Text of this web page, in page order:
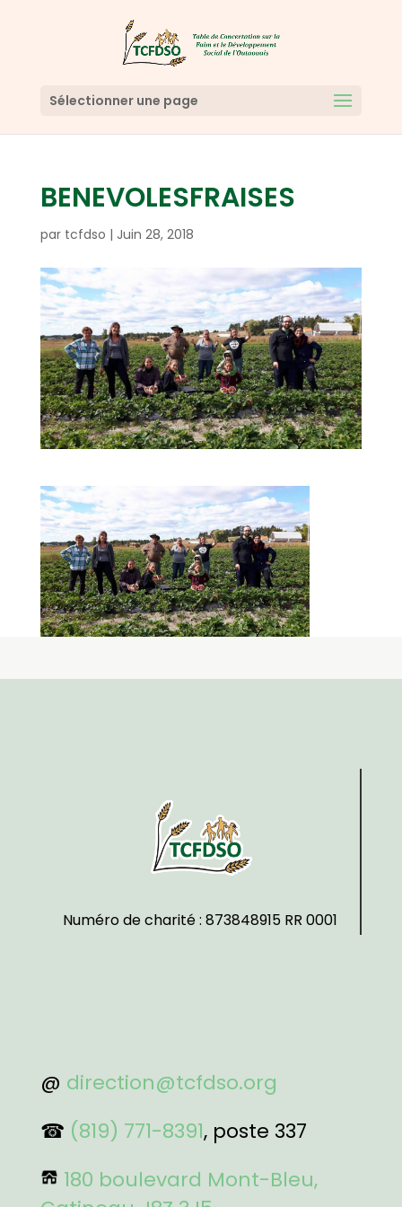
Sélectionner une page
BENEVOLESFRAISES
par tcfdso | Juin 28, 2018
Numéro de charité : 873848915 RR 0001
@ direction@tcfdso.org
☎ (819) 771-8391, poste 337
180 boulevard Mont-Bleu,